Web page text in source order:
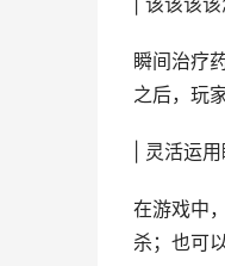
瞬间治疗
之后，玩
| 灵活运
在游戏中
杀；也可